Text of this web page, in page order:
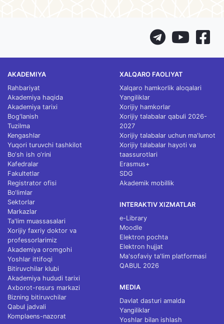
AKADEMIYA
Rahbariyat
Akademiya haqida
Akademiya tarixi
Bog'lanish
Tuzilma
Kengashlar
Yuqori turuvchi tashkilot
Bo‘sh ish o‘rini
Kafedralar
Fakultetlar
Registrator ofisi
Bo‘limlar
Sektorlar
Markazlar
Ta'lim muassasalari
Xorijiy faxriy doktor va
professorlarimiz
Akademiya oromgohi
Yoshlar ittifoqi
Bitiruvchilar klubi
Akademiya hududi tarixi
Axborot-resurs markazi
Bizning bitiruvchilar
Qabul jadvali
Komplaens-nazorat
XALQARO FAOLIYAT
Xalqaro hamkorlik aloqalari
Yangiliklar
Xorijiy hamkorlar
Xorijiy talabalar qabuli 2026-
2027
Xorijiy talabalar uchun ma'lumot
Xorijiy talabalar hayoti va
taassurotlari
Erasmus+
SDG
Akademik mobillik
INTERAKTIV XIZMATLAR
e-Library
Moodle
Elektron pochta
Elektron hujjat
Ma'sofaviy ta'lim platformasi
QABUL 2026
MEDIA
Davlat dasturi amalda
Yangiliklar
Yoshlar bilan ishlash